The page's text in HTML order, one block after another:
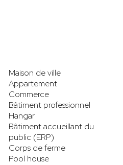
Maison de ville
Appartement
Commerce
Bâtiment professionnel
Hangar
Bâtiment accueillant du
public (ERP)
Corps de ferme
Pool house